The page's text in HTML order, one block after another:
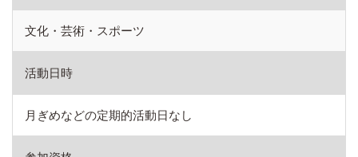
文化・芸術・スポーツ
活動日時
月ぎめなどの定期的活動日なし